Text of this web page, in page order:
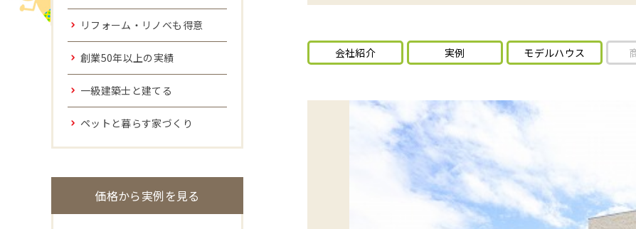
会社紹介 実例 モデルハウス
リフォーム・リノベも得意
創業50年以上の実績
一級建築士と建てる
ペットと暮らす家づくり
価格から実例を見る